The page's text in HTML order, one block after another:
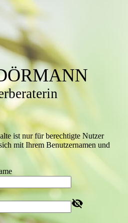
ist nur für berechtigte Nutzer
mit Ihrem Benutzernamen und